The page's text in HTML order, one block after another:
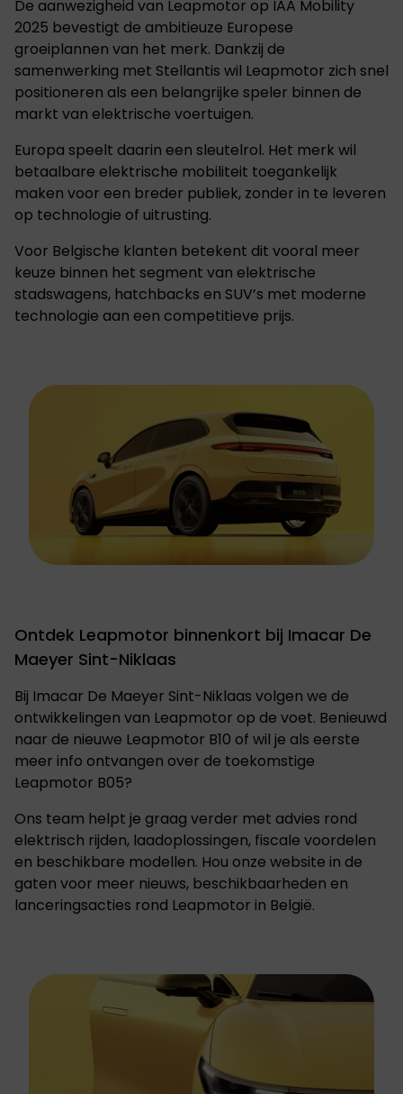
De aanwezigheid van Leapmotor op IAA Mobility
2025 bevestigt de ambitieuze Europese
groeiplannen van het merk. Dankzij de
samenwerking met Stellantis wil Leapmotor zich snel
positioneren als een belangrijke speler binnen de
markt van elektrische voertuigen.
Europa speelt daarin een sleutelrol. Het merk wil
betaalbare elektrische mobiliteit toegankelijk
maken voor een breder publiek, zonder in te leveren
op technologie of uitrusting.
Voor Belgische klanten betekent dit vooral meer
keuze binnen het segment van elektrische
stadswagens, hatchbacks en SUV’s met moderne
technologie aan een competitieve prijs.
Ontdek Leapmotor binnenkort bij Imacar De
Maeyer Sint-Niklaas
Bij Imacar De Maeyer Sint-Niklaas volgen we de
ontwikkelingen van Leapmotor op de voet. Benieuwd
naar de nieuwe Leapmotor B10 of wil je als eerste
meer info ontvangen over de toekomstige
Leapmotor B05?
Ons team helpt je graag verder met advies rond
elektrisch rijden, laadoplossingen, fiscale voordelen
en beschikbare modellen. Hou onze website in de
gaten voor meer nieuws, beschikbaarheden en
lanceringsacties rond Leapmotor in België.